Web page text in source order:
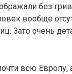
без
вообще
Зато очень
всю Европу,